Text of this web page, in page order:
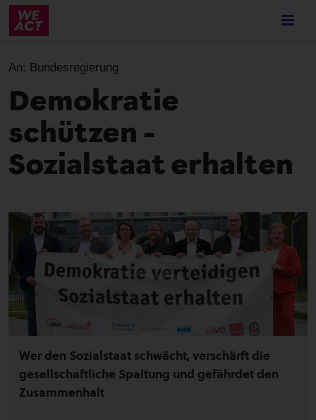
Skip
content
An: Bundesregierung
Demokratie
schützen –
Sozialstaat erhalten
Wer den Sozialstaat schwächt, verschärft die
gesellschaftliche Spaltung und gefährdet den
Zusammenhalt